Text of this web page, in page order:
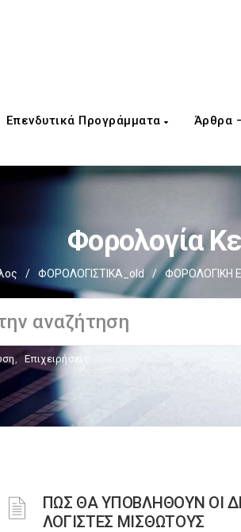
Επενδυτικά Προγράμματα Άρθρα
Φορολογία
/ ΦΟΡΟΛΟΓΙΣΤΙΚΑ_old / ΦΟΡΟΛΟΓΙΚΗ
, Επιχειρήσεις
ΠΩΣ ΘΑ ΥΠΟΒΛΗΘΟΥΝ ΟΙ
ΛΟΓΙΣΤΕΣ ΜΙΣΘΩΤΟΥΣ